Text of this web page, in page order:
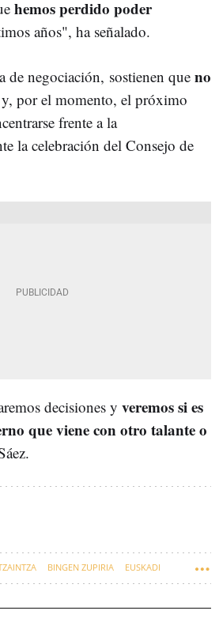
hemos perdido poder
años", ha señalado.
de negociación, sostienen que no
y, por el momento, el próximo
frente a la
la celebración del Consejo de
decisiones y veremos si es
que viene con otro talante o
BINGEN ZUPIRIA EUSKADI